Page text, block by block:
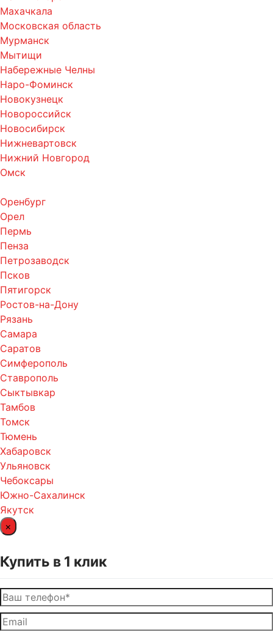
Махачкала
Московская область
Мурманск
Мытищи
Набережные Челны
Наро-Фоминск
Новокузнецк
Новороссийск
Новосибирск
Нижневартовск
Нижний Новгород
Омск
Оренбург
Орел
Пермь
Пенза
Петрозаводск
Псков
Пятигорск
Ростов-на-Дону
Рязань
Самара
Саратов
Симферополь
Ставрополь
Сыктывкар
Тамбов
Томск
Тюмень
Хабаровск
Ульяновск
Чебоксары
Южно-Сахалинск
Якутск
×
Купить в 1 клик